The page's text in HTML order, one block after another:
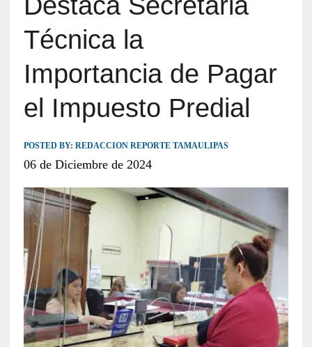
Técnica la
Importancia de Pagar
el Impuesto Predial
POSTED BY: REDACCION REPORTE TAMAULIPAS
06 de Diciembre de 2024